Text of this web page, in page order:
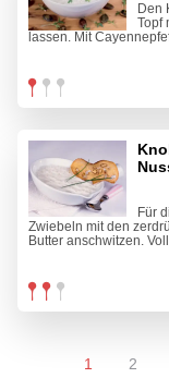
Den
Topf
lassen. Mit
Für
Zwiebeln mit den
Butter anschwitzen.
1 2